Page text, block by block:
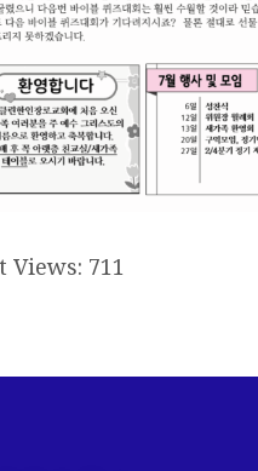
Views: 711